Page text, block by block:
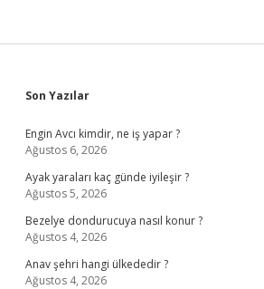
Sidebar
Son Yazılar
Engin Avcı kimdir, ne iş yapar ?
Ağustos 6, 2026
Ayak yaraları kaç günde iyileşir ?
Ağustos 5, 2026
Bezelye dondurucuya nasıl konur ?
Ağustos 4, 2026
Anav şehri hangi ülkededir ?
Ağustos 4, 2026